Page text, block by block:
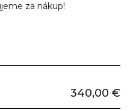
za nákup!
340,00 €